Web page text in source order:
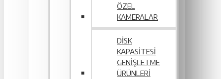
ÖZEL
KAMERALAR
DISK
KAPASITESI
GENIŞLETME
ÜRÜNLERI